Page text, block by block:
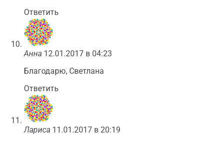
Ответить
Анна 12.01.2017 в 04:23
Благодарю, Светлана
Ответить
Лариса 11.01.2017 в 20:19